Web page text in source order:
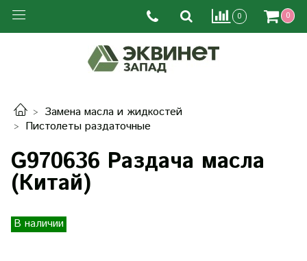
0 0
Замена масла и жидкостей
Пистолеты раздаточные
G970636 Раздача масла
(Китай)
В наличии